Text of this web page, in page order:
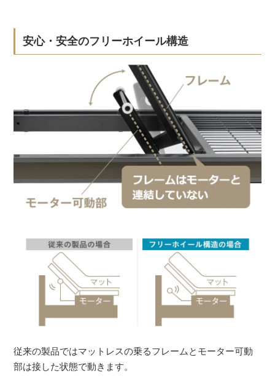
安心・安全のフリーホイール構造
従来の製品ではマットレスの乗るフレームとモーター可動
部は接した状態で動きます。